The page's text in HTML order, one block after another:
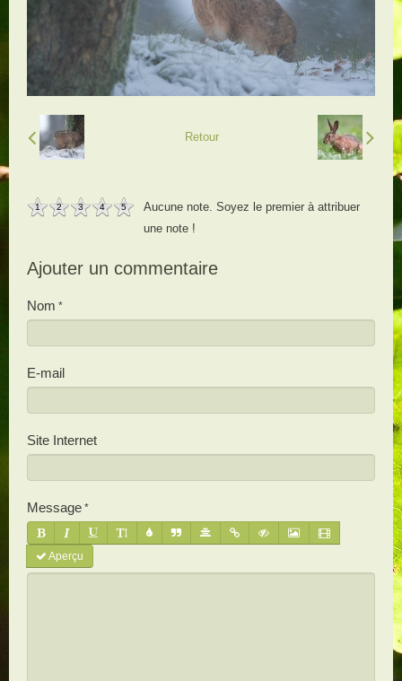
Retour
1 2 3 4 5
Aucune note. Soyez le premier à attribuer
une note !
Ajouter un commentaire
Nom
E-mail
Site Internet
Message
Aperçu